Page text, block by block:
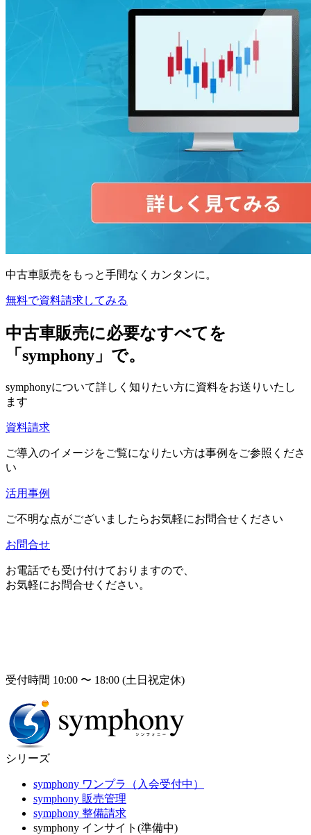
中古車販売をもっと手間なくカンタンに。
無料で資料請求してみる
中古車販売に必要なすべてを
「symphony」で。
symphonyについて詳しく知りたい方に資料をお送りいたし
ます
資料請求
ご導入のイメージをご覧になりたい方は事例をご参照くださ
い
活用事例
ご不明な点がございましたらお気軽にお問合せください
お問合せ
お電話でも受け付けておりますので、
お気軽にお問合せください。
受付時間 10:00 〜 18:00 (土日祝定休)
シリーズ
symphony ワンプラ（入会受付中）
symphony 販売管理
symphony 整備請求
symphony インサイト(準備中)